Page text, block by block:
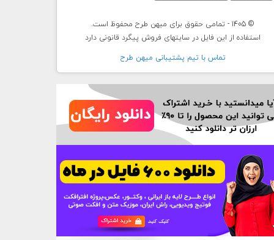
© 1405 - تمامی حقوق برای میهن طرح محفوظ است.
استفاده از این فایل در سایتهای فروش پیگرد قانونی دارد
تماس با تيم پشتيبانی ميهن طرح